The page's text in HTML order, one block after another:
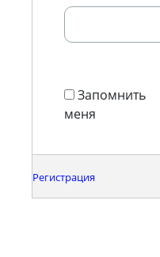
Запомнить
меня
Регистрация